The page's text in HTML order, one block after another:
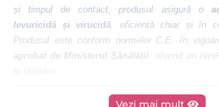
și timpul de contact, produsul asigură o
levuricidă și virucidă , eficientă chiar și în
Produsul este conform normelor C.E. în
aprobat de Ministerul Sănătății , oferind un
Date tehnice și informații –
Vezi mai mult